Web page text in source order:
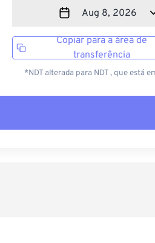
Copiar para a área de
transferência
*NDT alterada para NDT , que está